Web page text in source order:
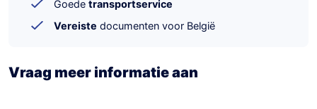
Goede transportservice
Vereiste documenten voor België
Vraag meer informatie aan